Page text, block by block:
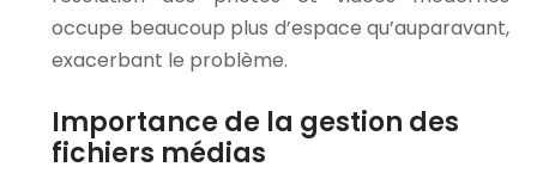
occupe beaucoup plus d’espace qu’auparavant,
exacerbant le problème.
Importance de la gestion des
fichiers médias